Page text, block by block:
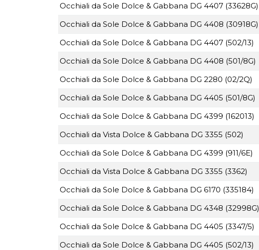
Occhiali da Sole Dolce & Gabbana DG 4407 (33628G)
Occhiali da Sole Dolce & Gabbana DG 4408 (30918G)
Occhiali da Sole Dolce & Gabbana DG 4407 (502/13)
Occhiali da Sole Dolce & Gabbana DG 4408 (501/8G)
Occhiali da Sole Dolce & Gabbana DG 2280 (02/2Q)
Occhiali da Sole Dolce & Gabbana DG 4405 (501/8G)
Occhiali da Sole Dolce & Gabbana DG 4399 (162013)
Occhiali da Vista Dolce & Gabbana DG 3355 (502)
Occhiali da Sole Dolce & Gabbana DG 4399 (911/6E)
Occhiali da Vista Dolce & Gabbana DG 3355 (3362)
Occhiali da Sole Dolce & Gabbana DG 6170 (335184)
Occhiali da Sole Dolce & Gabbana DG 4348 (32998G)
Occhiali da Sole Dolce & Gabbana DG 4405 (3347/5)
Occhiali da Sole Dolce & Gabbana DG 4405 (502/13)